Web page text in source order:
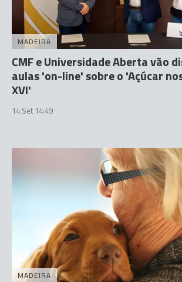
MADEIRA
CMF e Universidade Aberta vão
aulas 'on-line' sobre o 'Açúcar
XVI'
14 Set 14:49
MADEIRA